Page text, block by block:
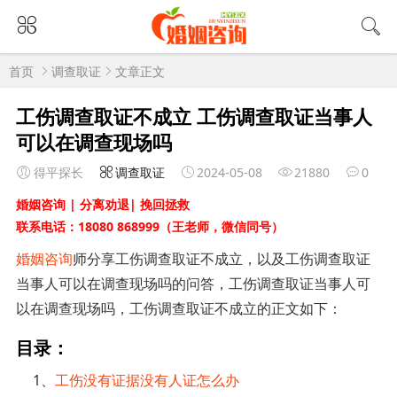
首页 调查取证 文章正文
工伤调查取证不成立 工伤调查取证当事人
可以在调查现场吗
得平探长 调查取证 2024-05-08 21880
0
婚姻咨询 | 分离劝退| 挽回拯救
联系电话：18080 868999（王老师，微信同号）
婚姻咨询师分享工伤调查取证不成立，以及工伤调查取证
当事人可以在调查现场吗的问答，工伤调查取证当事人可
以在调查现场吗，工伤调查取证不成立的正文如下：
目录：
1、工伤没有证据没有人证怎么办